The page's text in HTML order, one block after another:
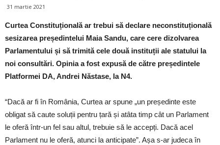
31 martie 2021
Curtea Constituțională ar trebui să declare neconstituțională
sesizarea președintelui Maia Sandu, care cere dizolvarea
Parlamentului și să trimită cele două instituții ale statului la
noi consultări. Opinia a fost expusă de către președintele
Platformei DA, Andrei Năstase, la N4.
“Dacă ar fi în România, Curtea ar spune „un președinte este
obligat să caute soluții pentru țară și atâta timp cât un Parlament
le oferă într-un fel sau altul, trebuie să le accepți. Dacă acel
Parlament nu le oferă, atunci la anticipate”. Așa s-ar judeca în